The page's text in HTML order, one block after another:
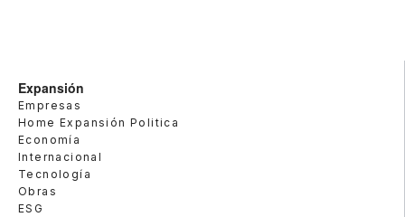
Expansión
Empresas
Home Expansión Politica
Economía
Internacional
Tecnología
Obras
ESG